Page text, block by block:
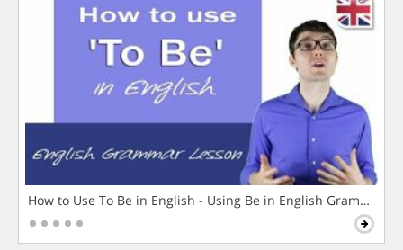
How to Use To Be in English - Using Be in English Grammar